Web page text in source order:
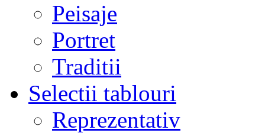
Peisaje
Portret
Traditii
Selectii tablouri
Reprezentativ